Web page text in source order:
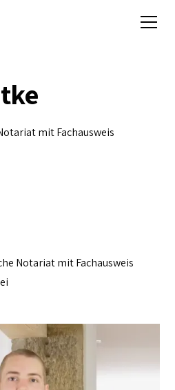
mit Fachausweis
Notariat mit Fachausweis